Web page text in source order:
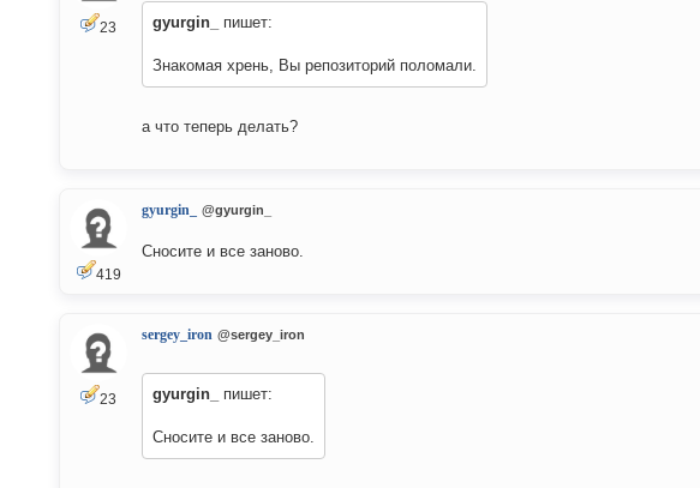
23 gyurgin_ пишет:
Знакомая хрень, Вы репозиторий поломали.
а что теперь делать?
419
gyurgin_ @gyurgin_
Сносите и все заново.
23
sergey_iron @sergey_iron
gyurgin_ пишет:
Сносите и все заново.